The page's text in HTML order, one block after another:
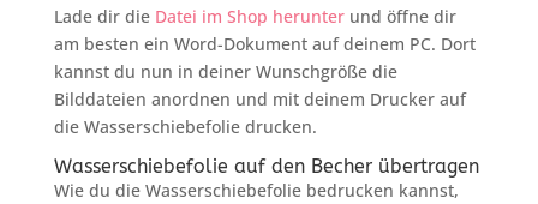
Lade dir die Datei im Shop herunterund öffne dir
am besten ein Word-Dokument auf deinem PC. Dort
kannst du nun in deiner Wunschgröße die
Bilddateien anordnen und mit deinem Drucker auf
die Wasserschiebefolie drucken.
Wasserschiebefolie auf den Becher übertragen
Wie du die Wasserschiebefolie bedrucken kannst,